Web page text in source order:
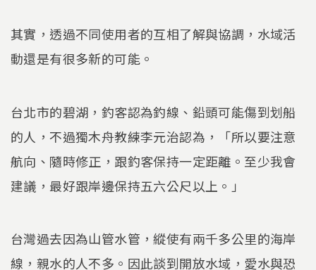
其實，透過不同使用者的互相了解與協調，水域活
動還是有很多新的可能。
台北市的碧湖，釣客認為釣線、鉛頭可能傷到划船
的人，不過獨木舟教練李元治認為，「所以要注意
航向、隨時修正，跟釣客保持一定距離。至少我會
建議，最好跟岸邊保持五六公尺以上。」
台灣過去因為山管水管，縱使有兩千多公里的海岸
線，親水的人不多。因此談到開放水域，愛水與恐